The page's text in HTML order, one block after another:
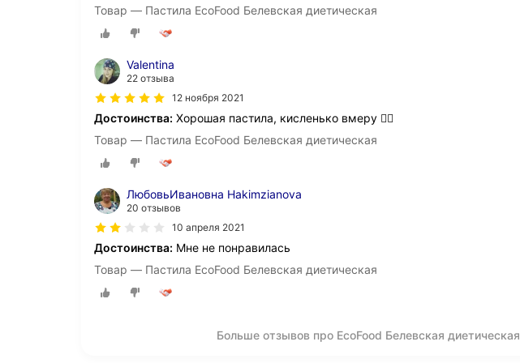
Товар — Пастила EcoFood Белевская диетическая
Valentina
22 отзыва
12 ноября 2021
Достоинства: Хорошая пастила, кисленько вмеру 👍🏽
Товар — Пастила EcoFood Белевская диетическая
ЛюбовьИвановна Hakimzianova
20 отзывов
10 апреля 2021
Достоинства: Мне не понравилась
Товар — Пастила EcoFood Белевская диетическая
Больше отзывов про EcoFood Белевская диетическая